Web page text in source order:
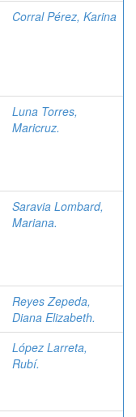
Corral Pérez, Karina
Luna Torres,
Maricruz.
Saravia Lombard,
Mariana.
Reyes Zepeda,
Diana Elizabeth.
López Larreta,
Rubí.